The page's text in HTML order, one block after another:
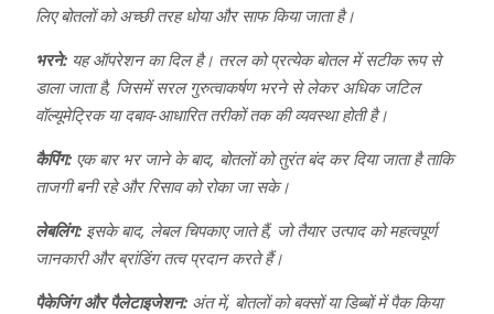
लिए बोतलों को अच्छी तरह धोया और साफ किया जाता है।
भरने:यह ऑपरेशन का दिल है। तरल को प्रत्येक बोतल में सटीक रूप से
डाला जाता है, जिसमें सरल गुरुत्वाकर्षण भरने से लेकर अधिक जटिल
वॉल्यूमेट्रिक या दबाव-आधारित तरीकों तक की व्यवस्था होती है।
कैपिंग:एक बार भर जाने के बाद, बोतलों को तुरंत बंद कर दिया जाता है ताकि
ताजगी बनी रहे और रिसाव को रोका जा सके।
लेबलिंग:इसके बाद, लेबल चिपकाए जाते हैं, जो तैयार उत्पाद को महत्वपूर्ण
जानकारी और ब्रांडिंग तत्व प्रदान करते हैं।
पैकेजिंग और पैलेटाइजेशन:अंत में, बोतलों को बक्सों या डिब्बों में पैक किया